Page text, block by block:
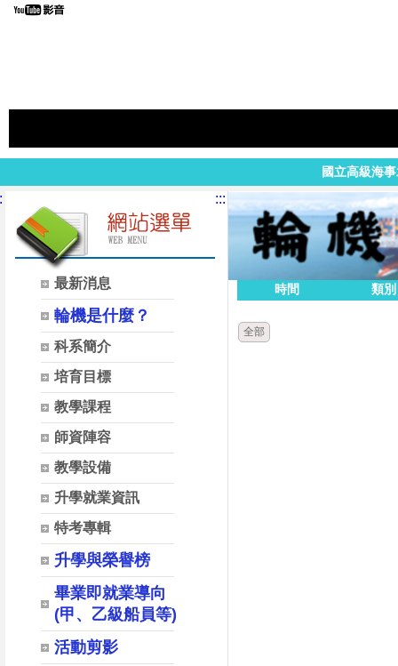
國立高級海
最新消息
輪機是什麼？
科系簡介
培育目標
教學課程
師資陣容
教學設備
升學就業資訊
特考專輯
升學與榮譽榜
畢業即就業導向
(甲、乙級船員等)
活動剪影
:::
時間 類別
全部